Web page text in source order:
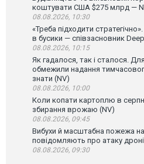
коштувати США $275 млрд —
08.08.2026, 10:30
«Треба підходити
в бусики — співзасновник
08.08.2026, 10:15
Як гадалося, так і сталося.
обмежили надання
знати (NV)
08.08.2026, 10:00
Коли копати картоплю в
збирання врожаю (NV)
08.08.2026, 09:45
Вибухи й масштабна пожежа
повідомляють про атаку
08.08.2026, 09:30